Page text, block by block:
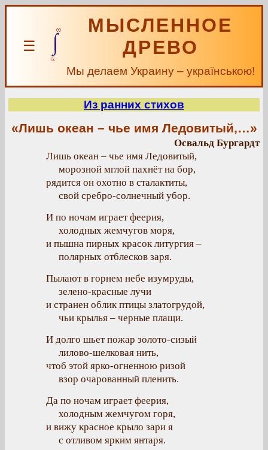
☰
МЫСЛЕННОЕ
ДРЕВО
Мы делаем Украину – українською!
Из ранних стихов
«Лишь океан – чье имя Ледовитый,…»
Освальд Бургардт
Лишь океан – чье имя Ледовитый,
морозной мглой пахнёт на бор,
рядится он охотно в сталактиты,
свой сребро-солнечный убор.
И по ночам играет феерия,
холодных жемчугов моря,
и пышна пирных красок литургия –
полярных отблесков заря.
Пылают в горнем небе изумруды,
зелено-красные лучи
и странен облик птицы златогрудой,
чьи крылья – черные плащи.
И долго шьет пожар золото-сизый
лилово-шелковая нить,
чтоб этой ярко-огненною ризой
взор очарованный пленить.
Да по ночам играет феерия,
холодным жемчугом горя,
и вижу красное крыло зари я
с отливом ярким янтаря.